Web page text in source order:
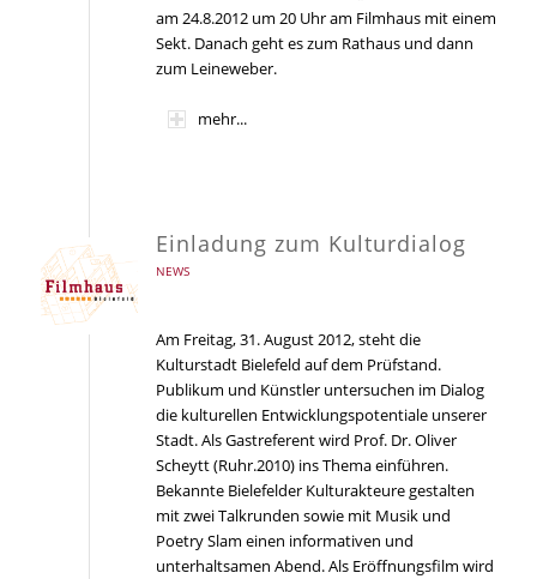
am 24.8.2012 um 20 Uhr am Filmhaus mit einem
Sekt. Danach geht es zum Rathaus und dann
zum Leineweber.
mehr...
Einladung zum Kulturdialog
NEWS
Am Freitag, 31. August 2012, steht die
Kulturstadt Bielefeld auf dem Prüfstand.
Publikum und Künstler untersuchen im Dialog
die kulturellen Entwicklungspotentiale unserer
Stadt. Als Gastreferent wird Prof. Dr. Oliver
Scheytt (Ruhr.2010) ins Thema einführen.
Bekannte Bielefelder Kulturakteure gestalten
mit zwei Talkrunden sowie mit Musik und
Poetry Slam einen informativen und
unterhaltsamen Abend. Als Eröffnungsfilm wird